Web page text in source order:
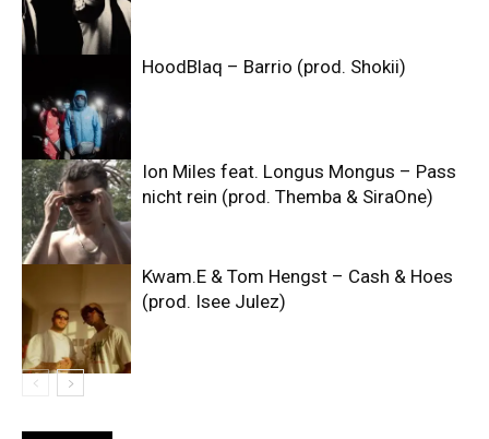
HoodBlaq – Barrio (prod. Shokii)
Ion Miles feat. Longus Mongus – Pass
nicht rein (prod. Themba & SiraOne)
Kwam.E & Tom Hengst – Cash & Hoes
(prod. Isee Julez)